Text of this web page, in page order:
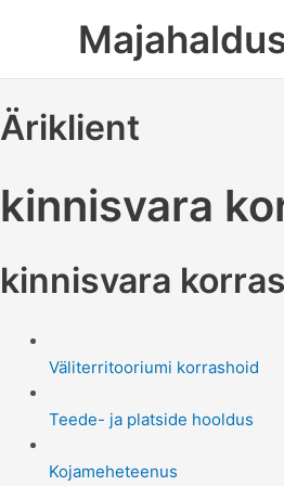
Äriklient
kinnisvara
kinnisvara
Väliterritooriumi korrashoid
Teede- ja platside hooldus
Kojameheteenus